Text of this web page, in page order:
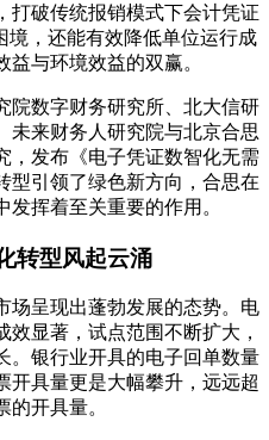
打破传统报销模式下会计凭证
境，还能有效降低单位运行成
与环境效益的双赢。
院数字财务研究所、北大信研
未来财务人研究院与北京合思
，发布《电子凭证数智化无需
型引领了绿色新方向，合思在
挥着至关重要的作用。
转型风起云涌
场呈现出蓬勃发展的态势。电
显著，试点范围不断扩大，
。银行业开具的电子回单数量
开具量更是大幅攀升，远远超
开具量。